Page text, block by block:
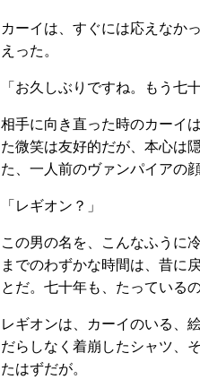
カーイは、すぐには応えなか
えった。
「お久しぶりですね。もう七
相手に向き直った時のカーイ
た微笑は友好的だが、本心は
た、一人前のヴァンパイアの顔
「レギオン？」
この男の名を、こんなふうに
までのわずかな時間は、昔に
とだ。七十年も、たっている
レギオンは、カーイのいる、
だらしなく着崩したシャツ、
たはずだが。